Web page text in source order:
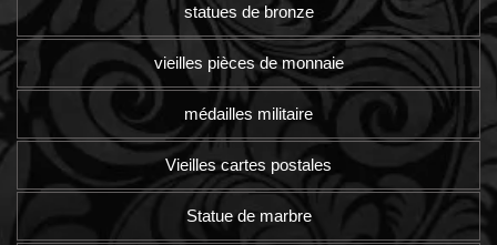
statues de bronze
vieilles pièces de monnaie
médailles militaire
Vieilles cartes postales
Statue de marbre